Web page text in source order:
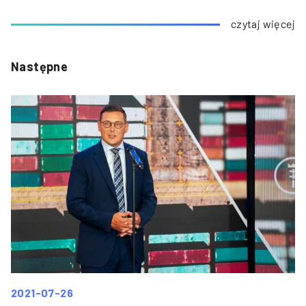
czytaj więcej
Następne
2021-07-26